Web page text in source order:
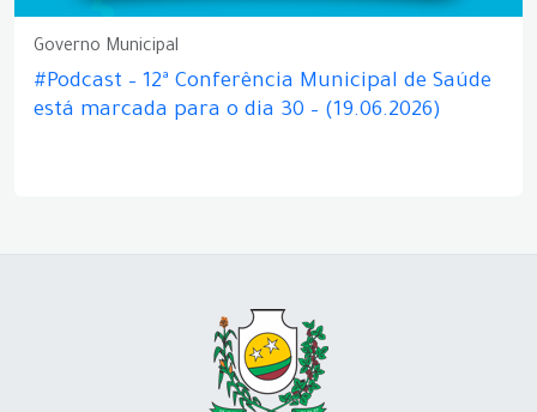
Governo Municipal
#Podcast – 12ª Conferência Municipal de Saúde
está marcada para o dia 30 – (19.06.2026)